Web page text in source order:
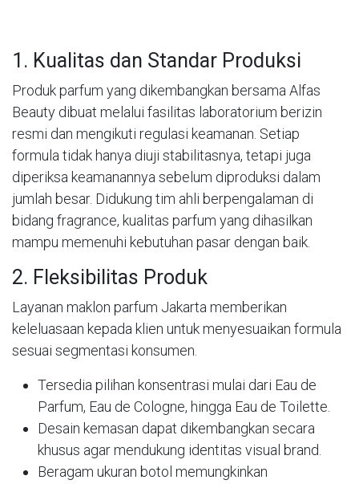
1. Kualitas dan Standar Produksi
Produk parfum yang dikembangkan bersama Alfas
Beauty dibuat melalui fasilitas laboratorium berizin
resmi dan mengikuti regulasi keamanan. Setiap
formula tidak hanya diuji stabilitasnya, tetapi juga
diperiksa keamanannya sebelum diproduksi dalam
jumlah besar. Didukung tim ahli berpengalaman di
bidang fragrance, kualitas parfum yang dihasilkan
mampu memenuhi kebutuhan pasar dengan baik.
2. Fleksibilitas Produk
Layanan maklon parfum Jakarta memberikan
keleluasaan kepada klien untuk menyesuaikan formula
sesuai segmentasi konsumen.
Tersedia pilihan konsentrasi mulai dari Eau de
Parfum, Eau de Cologne, hingga Eau de Toilette.
Desain kemasan dapat dikembangkan secara
khusus agar mendukung identitas visual brand.
Beragam ukuran botol memungkinkan